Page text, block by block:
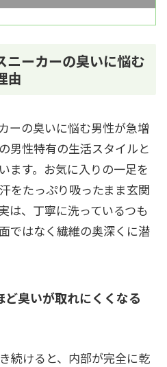
ニーカーの臭いに悩む
由
ーの臭いに悩む男性が急増
男性特有の生活スタイルと
ます。お気に入りの一足を
をたっぷり吸ったまま玄関
は、丁寧に洗っているつも
ではなく繊維の奥深くに潜
臭いが取れにくくなる
続けると、内部が完全に乾